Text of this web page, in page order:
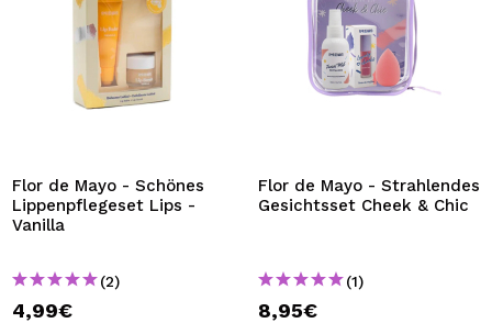
Flor de Mayo - Schönes
Lippenpflegeset Lips -
Vanilla
(2)
4,99€
Flor de Mayo - Strahlendes
Gesichtsset Cheek & Chic
(1)
8,95€